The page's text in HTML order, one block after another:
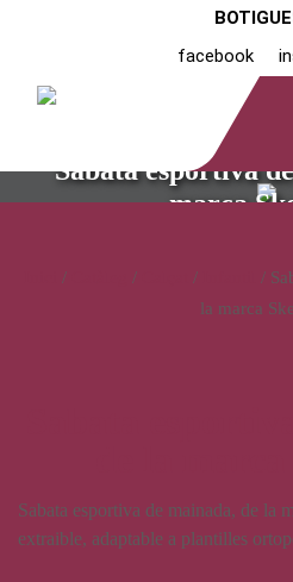
facebook
Sabata esportiva
marca
/ / /
/
la marca
Sabata esportiva de mainada, de la
extraible, adaptable a plantilles